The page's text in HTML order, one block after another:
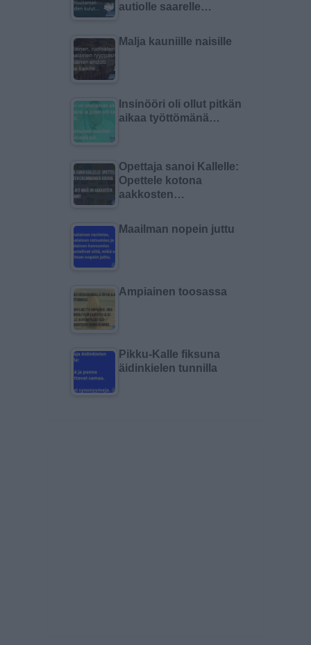
autiolle saarelle…
Malja kauniille naisille
Insinööri oli ollut pitkän
aikaa työttömänä…
Opettaja sanoi Kallelle:
Opettele kotona
aakkosten…
Maailman nopein juttu
Ampiainen toosassa
Pikku-Kalle fiksuna
äidinkielen tunnilla